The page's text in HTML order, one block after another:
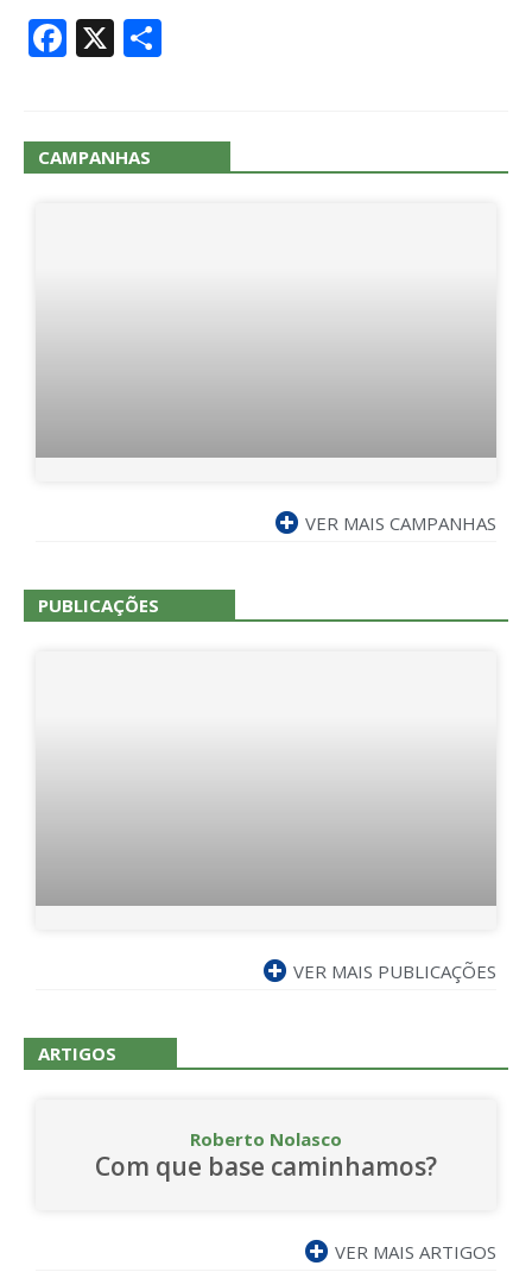
Facebook
X
CAMPANHAS
VER MAIS CAMPANHAS
PUBLICAÇÕES
VER MAIS PUBLICAÇÕES
ARTIGOS
Roberto Nolasco
Com que base caminhamos?
VER MAIS ARTIGOS